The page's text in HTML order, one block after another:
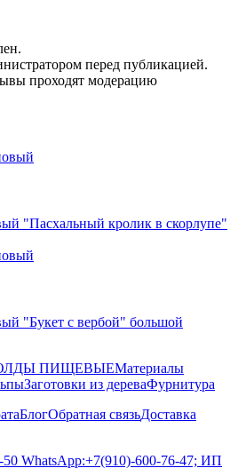
перед публикацией.
проходят модерацию
"Пасхальный кролик в скорлупе"
"Букет с вербой" большой
ПИЩЕВЫЕМатериалы
Заготовки из дереваФурнитура
БлогОбратная связьДоставка
WhatsApp:+7(910)-600-76-47; ИП